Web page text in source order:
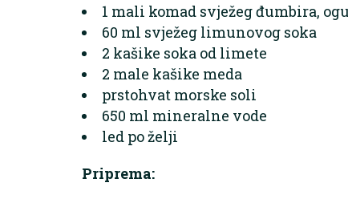
1 mali komad svježeg đumbira,
60 ml svježeg limunovog soka
2 kašike soka od limete
2 male kašike meda
prstohvat morske soli
650 ml mineralne vode
led po želji
Priprema: